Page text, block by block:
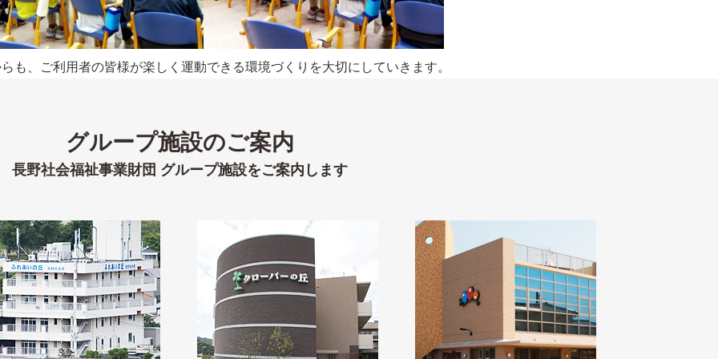
も、ご利用者の皆様が楽しく運動できる環境づくりを大切にしていきます。
グループ施設のご案内
長野社会福祉事業財団 グループ施設をご案内します